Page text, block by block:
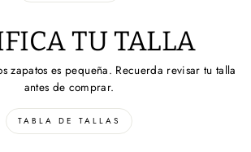
TU TALLA
zapatos es pequeña. Recuerda revisar tu talla
antes de comprar.
TABLA DE TALLAS